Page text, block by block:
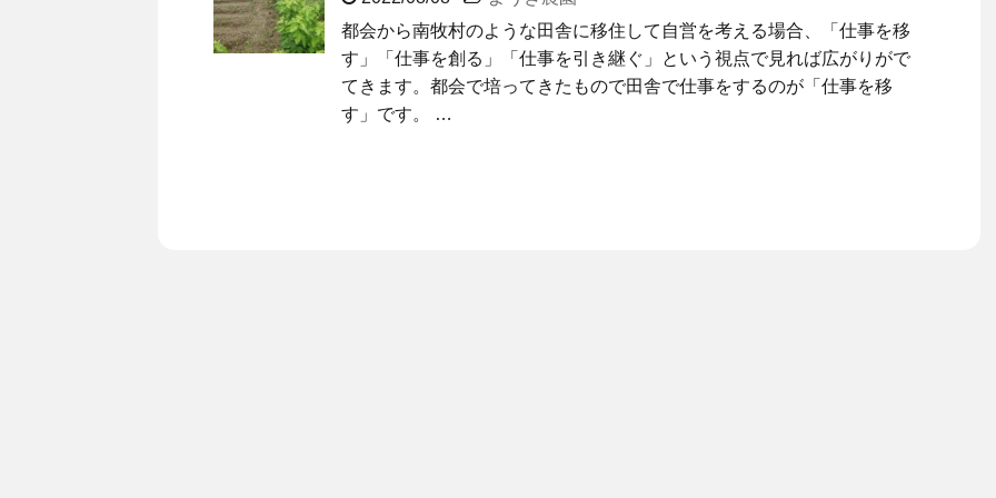
都会から南牧村のような田舎に移住して自営を考える場合、「仕事を移
す」「仕事を創る」「仕事を引き継ぐ」という視点で見れば広がりがで
てきます。都会で培ってきたもので田舎で仕事をするのが「仕事を移
す」です。 …